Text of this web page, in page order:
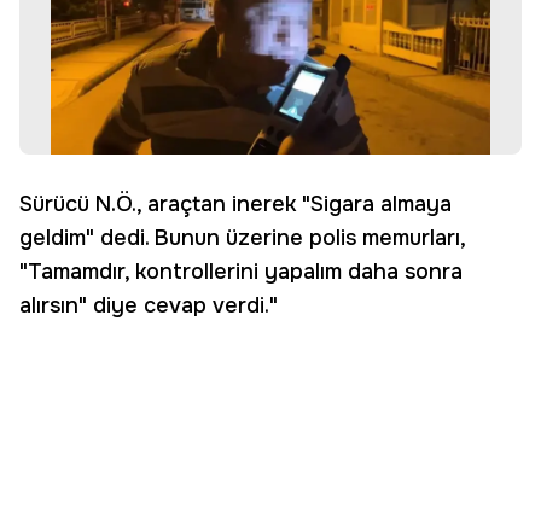
Sürücü N.Ö., araçtan inerek "Sigara almaya
geldim" dedi. Bunun üzerine polis memurları,
"Tamamdır, kontrollerini yapalım daha sonra
alırsın" diye cevap verdi."